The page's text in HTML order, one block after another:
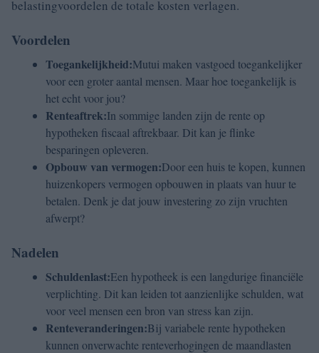
belastingvoordelen de totale kosten verlagen.
Voordelen
Toegankelijkheid:Mutui maken vastgoed toegankelijker
voor een groter aantal mensen. Maar hoe toegankelijk is
het echt voor jou?
Renteaftrek:In sommige landen zijn de rente op
hypotheken fiscaal aftrekbaar. Dit kan je flinke
besparingen opleveren.
Opbouw van vermogen:Door een huis te kopen, kunnen
huizenkopers vermogen opbouwen in plaats van huur te
betalen. Denk je dat jouw investering zo zijn vruchten
afwerpt?
Nadelen
Schuldenlast:Een hypotheek is een langdurige financiële
verplichting. Dit kan leiden tot aanzienlijke schulden, wat
voor veel mensen een bron van stress kan zijn.
Renteveranderingen:Bij variabele rente hypotheken
kunnen onverwachte renteverhogingen de maandlasten